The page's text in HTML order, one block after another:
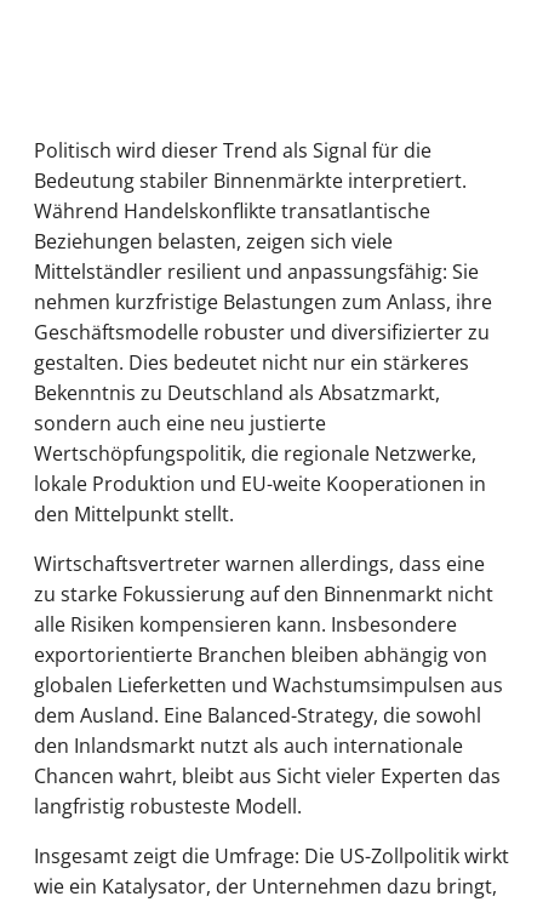
Politisch wird dieser Trend als Signal für die
Bedeutung stabiler Binnenmärkte interpretiert.
Während Handelskonflikte transatlantische
Beziehungen belasten, zeigen sich viele
Mittelständler resilient und anpassungsfähig: Sie
nehmen kurzfristige Belastungen zum Anlass, ihre
Geschäftsmodelle robuster und diversifizierter zu
gestalten. Dies bedeutet nicht nur ein stärkeres
Bekenntnis zu Deutschland als Absatzmarkt,
sondern auch eine neu justierte
Wertschöpfungspolitik, die regionale Netzwerke,
lokale Produktion und EU-weite Kooperationen in
den Mittelpunkt stellt.
Wirtschaftsvertreter warnen allerdings, dass eine
zu starke Fokussierung auf den Binnenmarkt nicht
alle Risiken kompensieren kann. Insbesondere
exportorientierte Branchen bleiben abhängig von
globalen Lieferketten und Wachstumsimpulsen aus
dem Ausland. Eine Balanced-Strategy, die sowohl
den Inlandsmarkt nutzt als auch internationale
Chancen wahrt, bleibt aus Sicht vieler Experten das
langfristig robusteste Modell.
Insgesamt zeigt die Umfrage: Die US-Zollpolitik wirkt
wie ein Katalysator, der Unternehmen dazu bringt,